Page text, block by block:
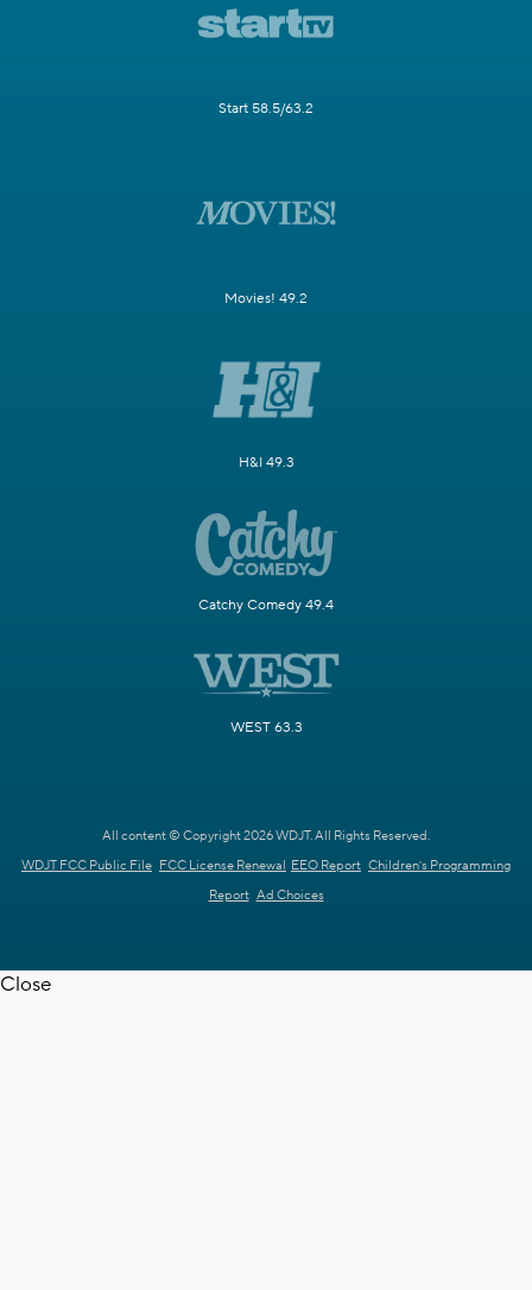
Start 58.5/63.2
Movies! 49.2
H&I 49.3
Catchy Comedy 49.4
WEST 63.3
All content © Copyright 2026 WDJT. All Rights Reserved.
WDJT FCC Public File FCC License Renewal EEO Report Children's Programming
Report Ad Choices
Close